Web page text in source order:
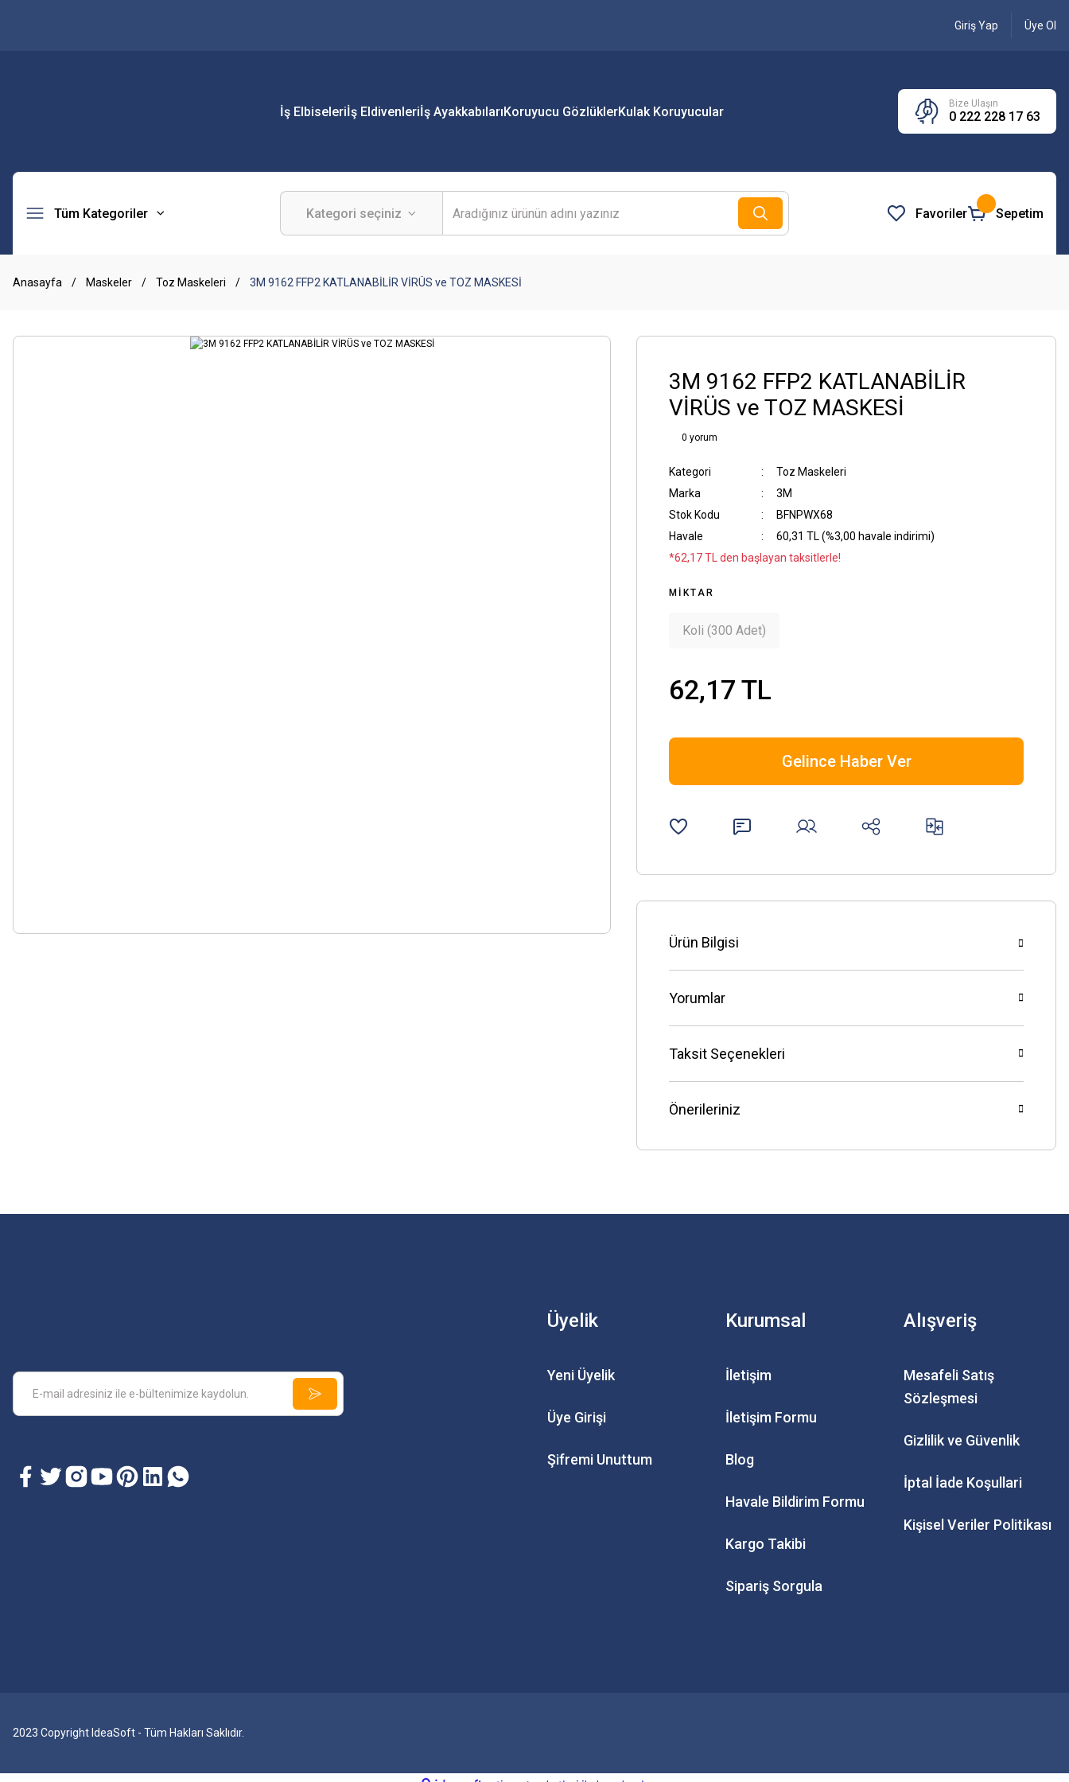
Giriş Yap Üye Ol
İş Elbiseleriİş Eldivenleriİş AyakkabılarıKoruyucu GözlüklerKulak Koruyucular
Bize Ulaşın
0 222 228 17 63
Tüm Kategoriler Favoriler Sepetim
Anasayfa Maskeler Toz Maskeleri 3M 9162 FFP2 KATLANABİLİR VİRÜS ve TOZ MASKESİ
3M 9162 FFP2 KATLANABİLİR
VİRÜS ve TOZ MASKESİ
0 yorum
Kategori
Toz Maskeleri
Marka
3M
Stok Kodu
BFNPWX68
Havale
60,31 TL (%3,00 havale indirimi)
*62,17 TL den başlayan taksitlerle!
MIKTAR
Koli (300 Adet)
62,17 TL
Gelince Haber Ver
Ürün Bilgisi
Yorumlar
Taksit Seçenekleri
Önerileriniz
Üyelik
Yeni Üyelik
Üye Girişi
Şifremi Unuttum
Kurumsal
İletişim
İletişim Formu
Blog
Havale Bildirim Formu
Kargo Takibi
Sipariş Sorgula
Alışveriş
Mesafeli Satış
Sözleşmesi
Gizlilik ve Güvenlik
İptal İade Koşullari
Kişisel Veriler Politikası
2023 Copyright IdeaSoft - Tüm Hakları Saklıdır.